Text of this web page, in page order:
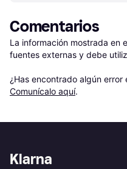
Comentarios
La información mostrada en
fuentes externas y debe
¿Has encontrado algún
Comunícalo aquí.
Klarna